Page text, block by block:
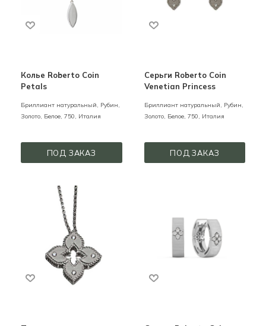
Колье Roberto Coin
Petals
Бриллиант натуральный, Рубин,
Золото, Белое, 750, Италия
ПОД ЗАКАЗ
Серьги Roberto Coin
Venetian Princess
Бриллиант натуральный, Рубин,
Золото, Белое, 750, Италия
ПОД ЗАКАЗ